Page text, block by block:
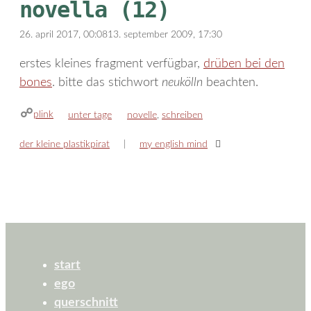
novella (12)
26. april 2017, 00:0813. september 2009, 17:30
erstes kleines fragment verfügbar, drüben bei den
bones. bitte das stichwort neukölln beachten.
plink kategorien
unter tage schlagwörter
novelle schreiben
der kleine plastikpirat my english mind
start
ego
querschnitt